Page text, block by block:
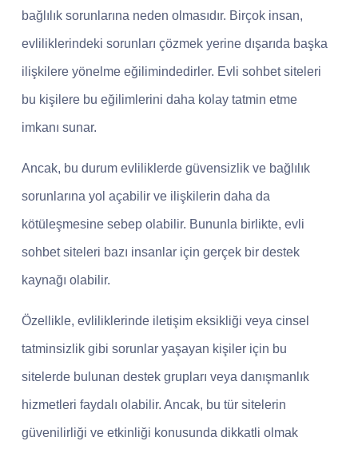
bağlılık sorunlarına neden olmasıdır. Birçok insan,
evliliklerindeki sorunları çözmek yerine dışarıda başka
ilişkilere yönelme eğilimindedirler. Evli sohbet siteleri
bu kişilere bu eğilimlerini daha kolay tatmin etme
imkanı sunar.
Ancak, bu durum evliliklerde güvensizlik ve bağlılık
sorunlarına yol açabilir ve ilişkilerin daha da
kötüleşmesine sebep olabilir. Bununla birlikte, evli
sohbet siteleri bazı insanlar için gerçek bir destek
kaynağı olabilir.
Özellikle, evliliklerinde iletişim eksikliği veya cinsel
tatminsizlik gibi sorunlar yaşayan kişiler için bu
sitelerde bulunan destek grupları veya danışmanlık
hizmetleri faydalı olabilir. Ancak, bu tür sitelerin
güvenilirliği ve etkinliği konusunda dikkatli olmak